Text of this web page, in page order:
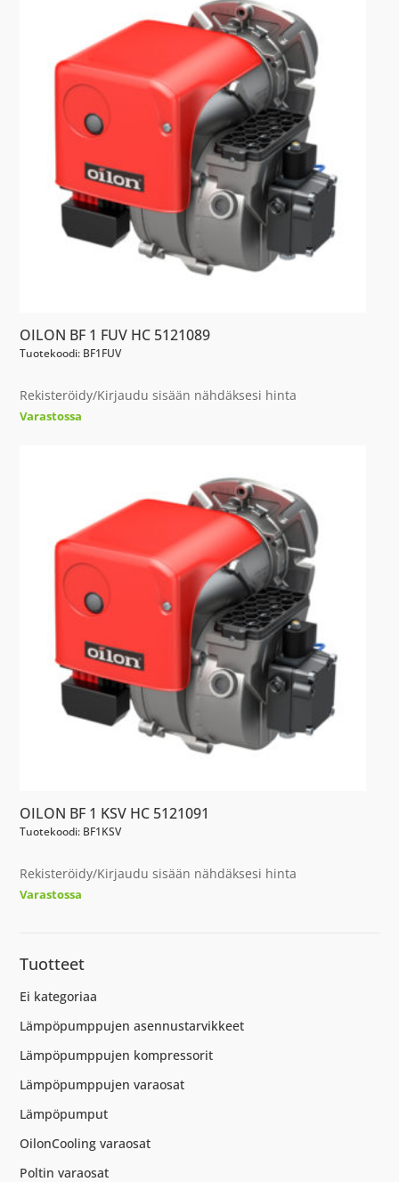
OILON BF 1 FUV HC 5121089
Tuotekoodi: BF1FUV
Rekisteröidy/Kirjaudu sisään nähdäksesi hinta
Varastossa
OILON BF 1 KSV HC 5121091
Tuotekoodi: BF1KSV
Rekisteröidy/Kirjaudu sisään nähdäksesi hinta
Varastossa
Tuotteet
Ei kategoriaa
Lämpöpumppujen asennustarvikkeet
Lämpöpumppujen kompressorit
Lämpöpumppujen varaosat
Lämpöpumput
OilonCooling varaosat
Poltin varaosat